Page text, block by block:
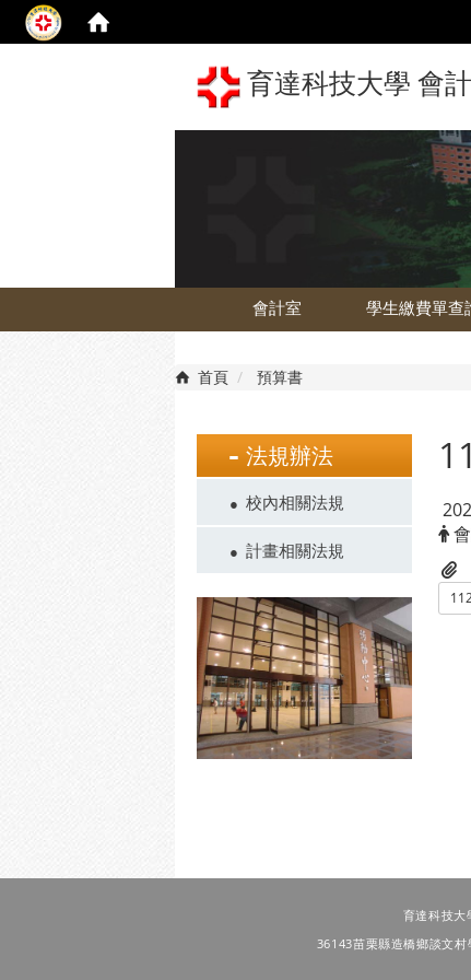
育達科技大學 會
會計室 學生繳費單查
首頁 預算書
法規辦法
校內相關法規
計畫相關法規
育達科技
36143苗栗縣造橋鄉談文